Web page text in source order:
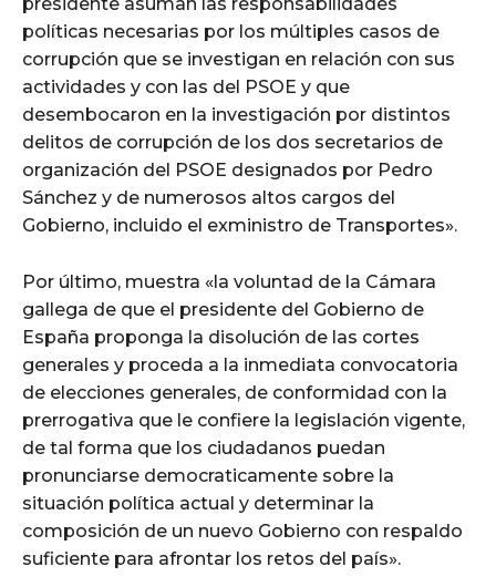
políticas necesarias por los múltiples casos de
corrupción que se investigan en relación con sus
actividades y con las del PSOE y que
desembocaron en la investigación por distintos
delitos de corrupción de los dos secretarios de
organización del PSOE designados por Pedro
Sánchez y de numerosos altos cargos del
Gobierno, incluido el exministro de Transportes».
Por último, muestra «la voluntad de la Cámara
gallega de que el presidente del Gobierno de
España proponga la disolución de las cortes
generales y proceda a la inmediata convocatoria
de elecciones generales, de conformidad con la
prerrogativa que le confiere la legislación vigente,
de tal forma que los ciudadanos puedan
pronunciarse democraticamente sobre la
situación política actual y determinar la
composición de un nuevo Gobierno con respaldo
suficiente para afrontar los retos del país».